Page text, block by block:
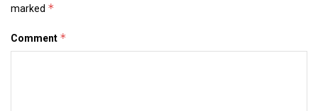
marked *
Comment *